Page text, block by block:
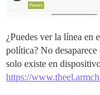
¿Puedes ver la línea en
política? No
solo existe en
https://